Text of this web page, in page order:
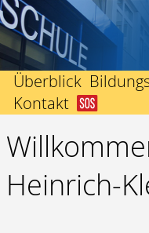
Überblick
Startseite
Schulleitung
Kollegium
Sekretariate
Förderverein
Abitur
Kontakt
Ich bin in Not
Nachricht an
Der Weg zu uns
Impressum
Heinrich-